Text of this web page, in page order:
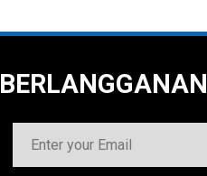
BERLANGGANAN